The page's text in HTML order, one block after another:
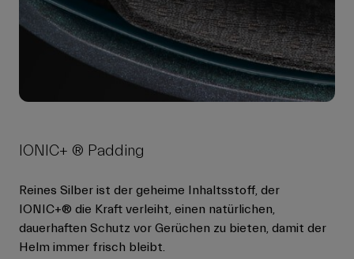
IONIC+ ® Padding
Reines Silber ist der geheime Inhaltsstoff, der
IONIC+® die Kraft verleiht, einen natürlichen,
dauerhaften Schutz vor Gerüchen zu bieten, damit der
Helm immer frisch bleibt.